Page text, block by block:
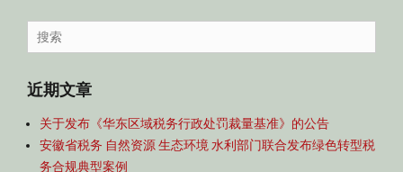
导
航
Search
for:
近期文章
关于发布《华东区域税务行政处罚裁量基准》的公告
安徽省税务 自然资源 生态环境 水利部门联合发布绿色转型税
务合规典型案例